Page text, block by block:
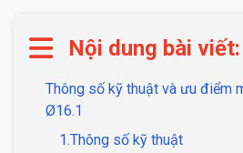
Nội dung bài viết:
Thông số kỹ thuật và ưu điểm
Ø16.1
1.Thông số kỹ thuật